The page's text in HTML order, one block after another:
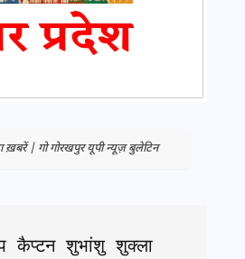
ख़बरें | गो गोरखपुर यूपी न्यूज़ बुलेटिन
शुभांशु शुक्ला